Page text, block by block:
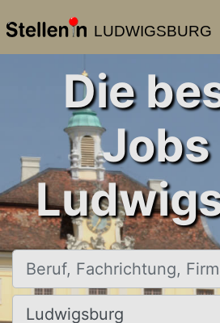
LUDWIGSBURG
Die
Jobs
Beruf, Fachrichtung, Firma
Ort, Stadt